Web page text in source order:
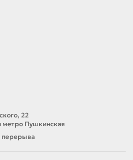
22
метро Пушкинская
перерыва